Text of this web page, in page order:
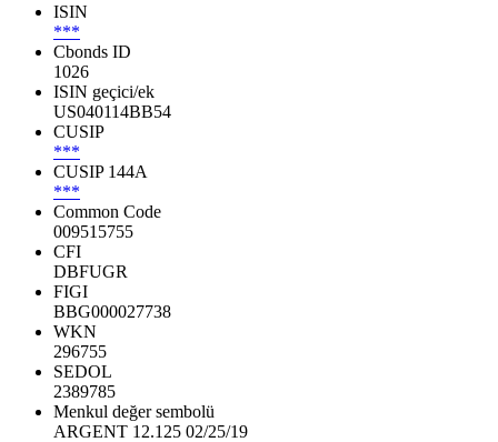
ISIN
***
Cbonds ID
1026
ISIN geçici/ek
US040114BB54
CUSIP
***
CUSIP 144A
***
Common Code
009515755
CFI
DBFUGR
FIGI
BBG000027738
WKN
296755
SEDOL
2389785
Menkul değer sembolü
ARGENT 12.125 02/25/19